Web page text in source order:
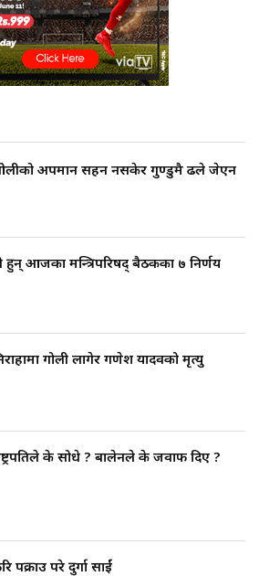
अपमान सहन नसकेर गुण्डुमै ढले जेएन
हुन् आजका मन्त्रिपरिषद् बैठकका ७ निर्णय
गोली लागेर गणेश यादवको मृत्यु
के सोधे ? बालेनले के जवाफ दिए ?
पक्राउ परे दुर्गा प्रसाईं